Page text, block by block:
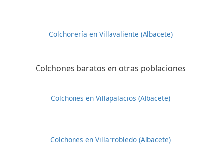
Colchonería en Villavaliente (Albacete)
Colchones baratos en otras poblaciones
Colchones en Villapalacios (Albacete)
Colchones en Villarrobledo (Albacete)